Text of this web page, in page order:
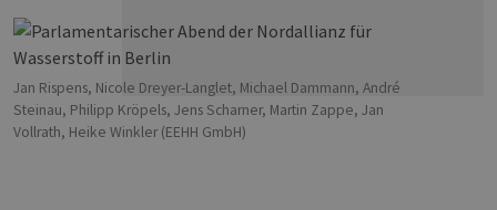
Jan Rispens, Nicole Dreyer-Langlet, Michael Dammann, André
Steinau, Philipp Kröpels, Jens Scharner, Martin Zappe, Jan
Vollrath, Heike Winkler (EEHH GmbH)